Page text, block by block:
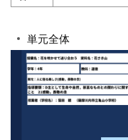
単元全体